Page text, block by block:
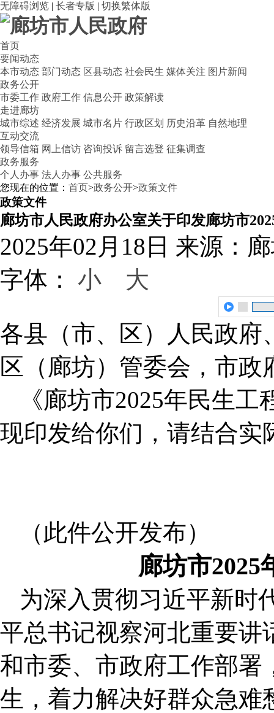
无障碍浏览 | 长者专版 | 切换繁体版
首页
要闻动态
本市动态 部门动态 区县动态 社会民生 媒体关注 图片新闻
政务公开
市委工作 政府工作 信息公开 政策解读
走进廊坊
城市综述 经济发展 城市名片 行政区划 历史沿革 自然地理
互动交流
领导信箱 网上信访 咨询投诉 留言选登 征集调查
政务服务
个人办事 法人办事 公共服务
您现在的位置： 首页>政务公开>政策文件
政策文件
廊坊市人民政府办公室关于印发廊坊市
2025年02月18日 来源：
字体： 小 大
各县（市、区）人民政府
区（廊坊）管委会，市政
《廊坊市2025年民生
现印发给你们，请结合实
（此件公开发布）
廊坊市2025
为深入贯彻习近平新时
平总书记视察河北重要讲
和市委、市政府工作部署
生，着力解决好群众急难